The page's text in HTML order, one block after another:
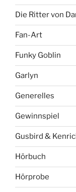
Die Ritter von
Fan-Art
Funky Goblin
Garlyn
Generelles
Gewinnspiel
Gusbird &
Hörbuch
Hörprobe